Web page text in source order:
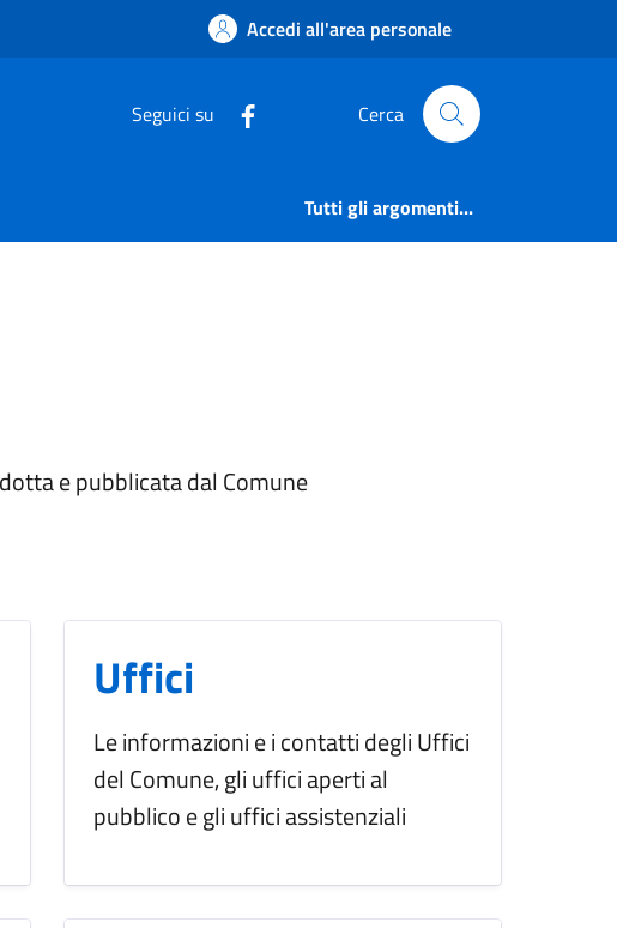
CamunoAccedi all'area personale
Seguici su Cerca
Tutti gli argomenti...
e pubblicata dal Comune
Uffici
Le informazioni e i contatti degli Uffici
del Comune, gli uffici aperti al
pubblico e gli uffici assistenziali